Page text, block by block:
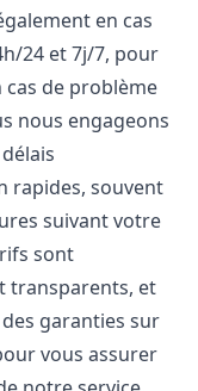
en cas
24 et 7j/7, pour
cas de problème
nous engageons
rapides, souvent
suivant votre
sont
transparents, et
garanties sur
vous assurer